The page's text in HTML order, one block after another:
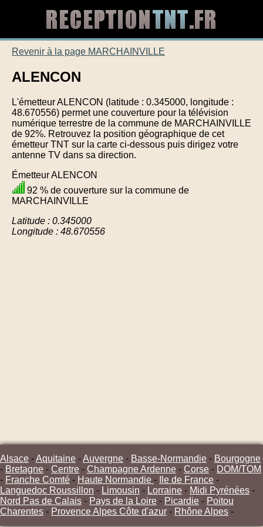
Revenir à la page MARCHAINVILLE
ALENCON
L'émetteur ALENCON (latitude : 0.345000, longitude :
48.670556) permet une couverture pour la télévision
numérique terrestre de la commune de MARCHAINVILLE
de 92%. Retrouvez la position géographique de cet
émetteur TNT sur la carte ci-dessous puis dirigez votre
antenne TV dans sa direction.
Émetteur ALENCON
92 % de couverture sur la commune de
MARCHAINVILLE
Latitude : 0.345000
Longitude : 48.670556
Alsace -Aquitaine -Auvergne - Basse-Normandie - Bourgogne
- Bretagne - Centre - Champagne Ardenne - Corse - DOM/TOM
- Franche Comté - Haute Normandie - Ile de France -
Languedoc Roussillon - Limousin - Lorraine - Midi Pyrénées -
Nord Pas de Calais - Pays de la Loire - Picardie - Poitou
Charentes - Provence Alpes Côte d'azur - Rhône Alpes -